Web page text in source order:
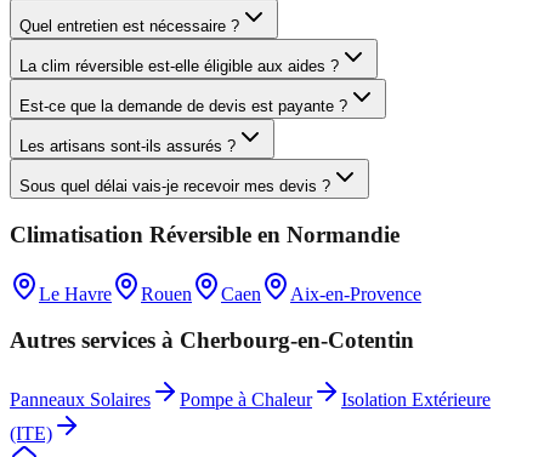
Quel entretien est nécessaire ?
La clim réversible est-elle éligible aux aides ?
Est-ce que la demande de devis est payante ?
Les artisans sont-ils assurés ?
Sous quel délai vais-je recevoir mes devis ?
Climatisation Réversible en Normandie
Le Havre Rouen Caen Aix-en-Provence
Autres services à Cherbourg-en-Cotentin
Panneaux Solaires Pompe à Chaleur
Isolation Extérieure
(ITE)